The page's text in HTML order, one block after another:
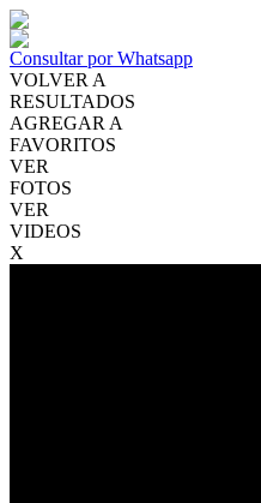
Consultar por Whatsapp
VOLVER A
RESULTADOS
AGREGAR A
FAVORITOS
VER
FOTOS
VER
VIDEOS
X